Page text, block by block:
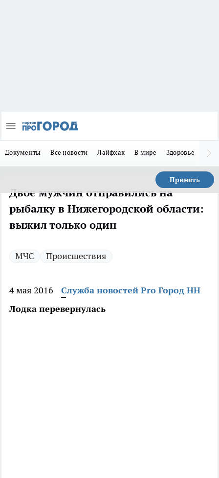
Документы Все новости Лайфхак В мире Здоровье
Принять
Двое мужчин отправились на
рыбалку в Нижегородской области:
выжил только один
МЧС Происшествия
4 мая 2016
Служба новостей Pro Город НН
Лодка перевернулась